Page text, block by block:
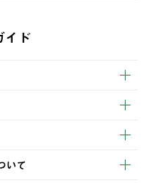
イド
だけます。
に商品を発送いたします。
曜日以降のご注文は週明け
いて